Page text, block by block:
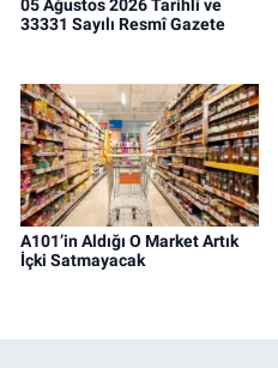
05 Ağustos 2026 Tarihli ve
33331 Sayılı Resmî Gazete
A101’in Aldığı O Market Artık
İçki Satmayacak